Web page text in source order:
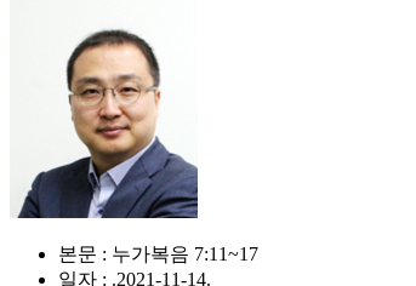
본문 : 누가복음 7:11~17
일자 : .2021-11-14.